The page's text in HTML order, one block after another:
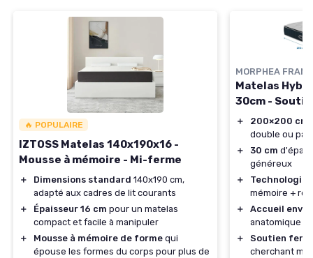
🔥 POPULAIRE
IZTOSS Matelas 140x190x16 -
Mousse à mémoire - Mi-ferme
＋ Dimensions standard 140x190 cm,
adapté aux cadres de lit courants
＋
Épaisseur 16 cm pour un matelas
compact et facile à manipuler
＋
Mousse à mémoire de forme qui
épouse les formes du corps pour plus de
MORPHEA
Matelas
30cm -
＋ 200×200 cm
double ou
＋
30 cm
généreux
＋
Technologie
mémoire +
＋
Accueil
anatomique
＋
Soutien
cherchant